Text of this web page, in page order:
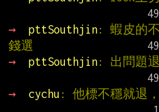
→
pttSouthjin: 蝦皮的
錢選
→
pttSouthjin: 出問題
→
cychu : 他標不穩就退